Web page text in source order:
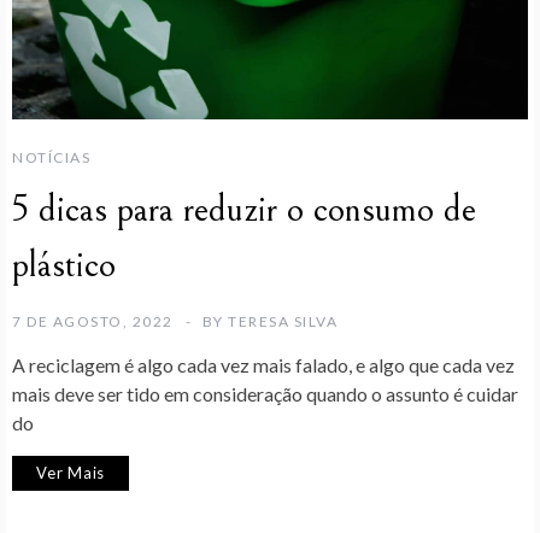
NOTÍCIAS
5 dicas para reduzir o consumo de
plástico
7 DE AGOSTO, 2022 BY TERESA SILVA
A reciclagem é algo cada vez mais falado, e algo que cada vez
mais deve ser tido em consideração quando o assunto é cuidar
do
Ver Mais